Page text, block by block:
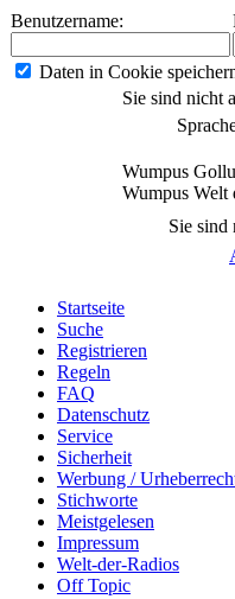
Benutzername:
Daten in Cookie
Sie sind nicht
Wumpus
Wumpus Welt
Sie sind
Startseite
Suche
Registrieren
Regeln
FAQ
Datenschutz
Service
Sicherheit
Werbung /
Stichworte
Meistgelesen
Impressum
Welt-der-Radios
Off Topic